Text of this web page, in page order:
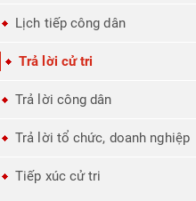
Lịch tiếp công dân
Trả lời cử tri
Trả lời công dân
Trả lời tổ chức, doanh nghiệp
Tiếp xúc cử tri